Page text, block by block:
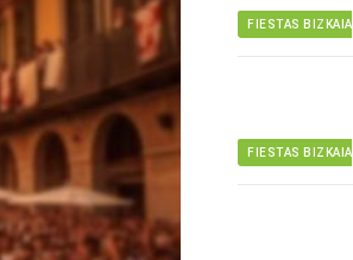
FIESTAS BIZKAIA
FIESTAS BIZKAIA